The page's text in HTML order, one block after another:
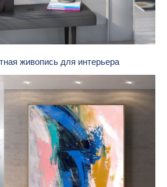
живопись для интерьера